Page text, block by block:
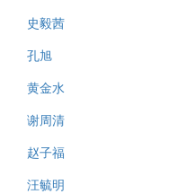
史毅茜
孔旭
黄金水
谢周清
赵子福
汪毓明